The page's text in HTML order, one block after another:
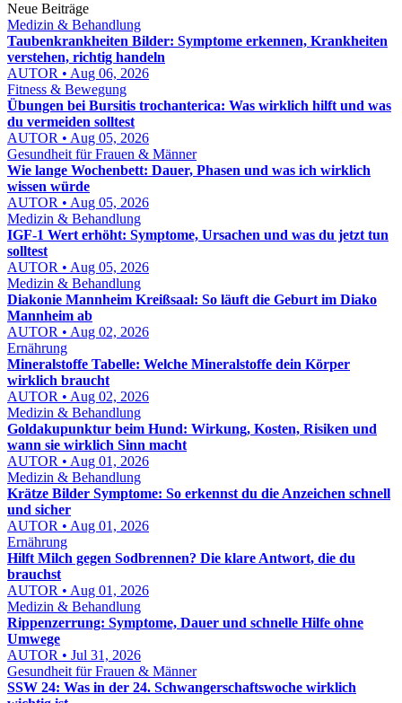
Neue Beiträge
Medizin & Behandlung
Taubenkrankheiten Bilder: Symptome erkennen, Krankheiten
verstehen, richtig handeln
AUTOR • Aug 06, 2026
Fitness & Bewegung
Übungen bei Bursitis trochanterica: Was wirklich hilft und was
du vermeiden solltest
AUTOR • Aug 05, 2026
Gesundheit für Frauen & Männer
Wie lange Wochenbett: Dauer, Phasen und was ich wirklich
wissen würde
AUTOR • Aug 05, 2026
Medizin & Behandlung
IGF-1 Wert erhöht: Symptome, Ursachen und was du jetzt tun
solltest
AUTOR • Aug 05, 2026
Medizin & Behandlung
Diakonie Mannheim Kreißsaal: So läuft die Geburt im Diako
Mannheim ab
AUTOR • Aug 02, 2026
Ernährung
Mineralstoffe Tabelle: Welche Mineralstoffe dein Körper
wirklich braucht
AUTOR • Aug 02, 2026
Medizin & Behandlung
Goldakupunktur beim Hund: Wirkung, Kosten, Risiken und
wann sie wirklich Sinn macht
AUTOR • Aug 01, 2026
Medizin & Behandlung
Krätze Bilder Symptome: So erkennst du die Anzeichen schnell
und sicher
AUTOR • Aug 01, 2026
Ernährung
Hilft Milch gegen Sodbrennen? Die klare Antwort, die du
brauchst
AUTOR • Aug 01, 2026
Medizin & Behandlung
Rippenzerrung: Symptome, Dauer und schnelle Hilfe ohne
Umwege
AUTOR • Jul 31, 2026
Gesundheit für Frauen & Männer
SSW 24: Was in der 24. Schwangerschaftswoche wirklich